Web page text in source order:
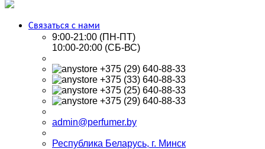
Связаться с нами
9:00-21:00 (ПН-ПТ)
10:00-20:00 (СБ-ВС)
+375 (29) 640-88-33
+375 (33) 640-88-33
+375 (25) 640-88-33
+375 (29) 640-88-33
admin@perfumer.by
Республика Беларусь, г. Минск